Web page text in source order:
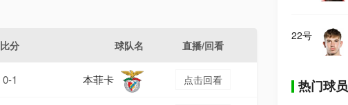
比分 球队名 直播/回看
0-1 本菲卡 点击回看
22号
热门球员